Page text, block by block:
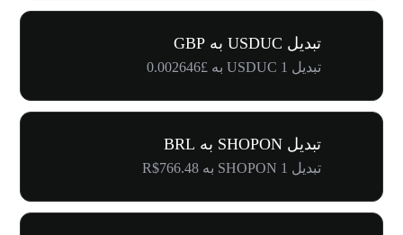
تبدیل USDUC به GBP
تبدیل 1 USDUC به £0.002646
تبدیل SHOPON به BRL
تبدیل 1 SHOPON به R$766.48